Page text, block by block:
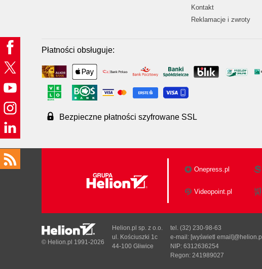
Kontakt
Reklamacje i zwroty
Płatności obsługuje:
Bezpieczne płatności szyfrowane SSL
Onepress.pl
Videopoint.pl
© Helion.pl 1991-2026
Helion.pl sp. z o.o.
ul. Kościuszki 1c
44-100 Gliwice
tel. (32) 230-98-63
e-mail: [wyświetl email]@helion.pl
NIP: 6312636254
Regon: 241989027